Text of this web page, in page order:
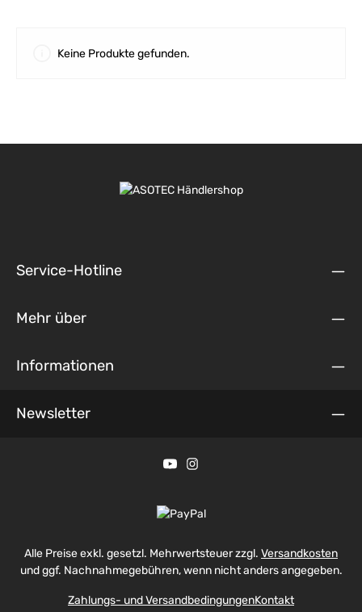
Keine Produkte gefunden.
Service-Hotline
Mehr über
Informationen
Newsletter
Alle Preise exkl. gesetzl. Mehrwertsteuer zzgl. Versandkosten
und ggf. Nachnahmegebühren, wenn nicht anders angegeben.
Zahlungs- und VersandbedingungenKontakt